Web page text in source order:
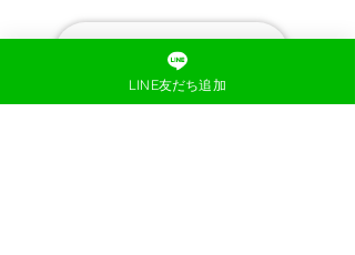
LINE友だち追加